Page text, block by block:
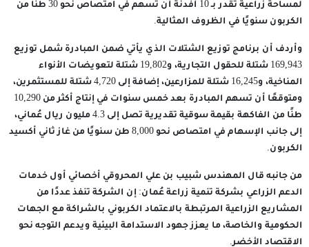
لمساحة زراعية تقدر بـ 10 أفدنة أن تسهم في امتصاص نحو 30 طنًا من
الكربون سنويًا في الظروف المثالية.
وأردف أن برنامج توزيع الشتلات الذي يأتي ضمن المبادرة شمل توزيع
169,943 شتلة للحقول التجارية، و19,802 شتلة لتعويضات الأنواء
المناخية، و16,245 شتلة للمزارعين، إضافة إلى 4,720 شتلة للمستثمرين،
ومتوقعًا أن تسهم المبادرة بعد خمس سنوات في إنتاج أكثر من 10,290
طنًا من الفاكهة بقيمة سوقية تقديرية تصل إلى 4.3 مليون ريال عُماني،
إلى جانب الإسهام في امتصاص نحو 8,000 طن سنويًا من غاز ثاني أكسيد
الكربون.
من جانبه قال المهندس شبيب بن علي المحروقي أخصائي أول خدمات
الدعم الزراعي بشركة تنمية زراعة عُمان: إن الشركة تنفذ عددًا من
المشاريع الزراعية المرتبطة بالاعتماد الكربوني بالشراكة مع الجهات
الحكومية والخاصة، ما يعزز جهود الاستدامة البيئية ويدعم التوجه نحو
الاقتصاد الأخضر.